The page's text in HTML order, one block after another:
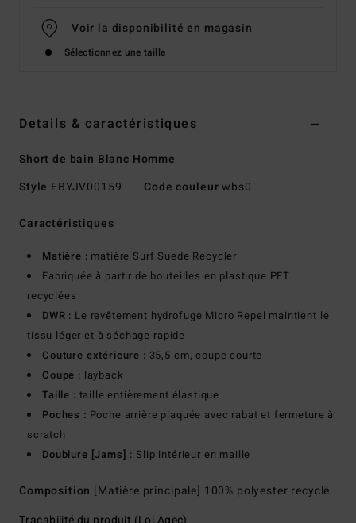
Voir la disponibilité en magasin
Sélectionnez une taille
Details & caractéristiques
Short de bain Blanc Homme
Style EBYJV00159 Code couleurwbs0
Caractéristiques
Matière : matière Surf Suede Recycler
Fabriquée à partir de bouteilles en plastique PET
recyclées
DWR : Le revêtement hydrofuge Micro Repel maintient le
tissu léger et à séchage rapide
Couture extérieure : 35,5 cm, coupe courte
Coupe : layback
Taille : taille entièrement élastique
Poches : Poche arrière plaquée avec rabat et fermeture à
scratch
Doublure [Jams] : Slip intérieur en maille
Composition [Matière principale] 100% polyester recyclé